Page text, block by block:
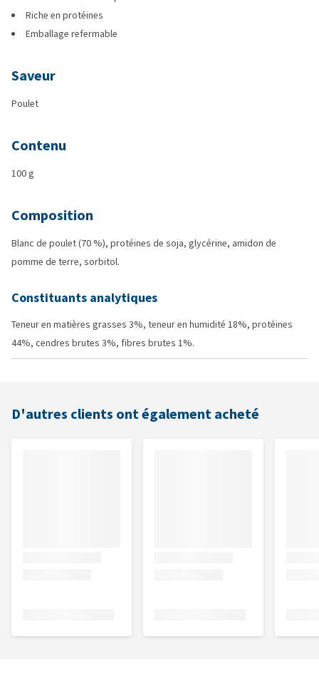
Riche en protéines
Emballage refermable
Saveur
Poulet
Contenu
100 g
Composition
Blanc de poulet (70 %), protéines de soja, glycérine, amidon de
pomme de terre, sorbitol.
Constituants analytiques
Teneur en matières grasses 3%, teneur en humidité 18%, protéines
44%, cendres brutes 3%, fibres brutes 1%.
D'autres clients ont également acheté